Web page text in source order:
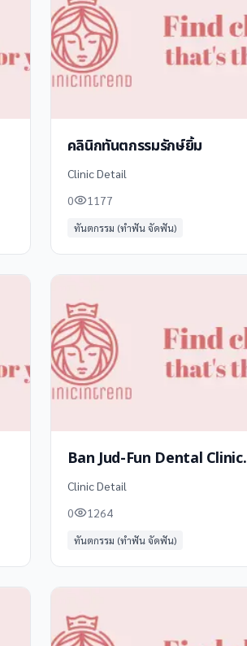
คลินิกทันตกรรมรักษ์ยิ้ม
Clinic Detail
0
1177
ทันตกรรม (ทำฟัน จัดฟัน)
Ban Jud-Fun Dental Clinic.
Clinic Detail
0
1264
ทันตกรรม (ทำฟัน จัดฟัน)